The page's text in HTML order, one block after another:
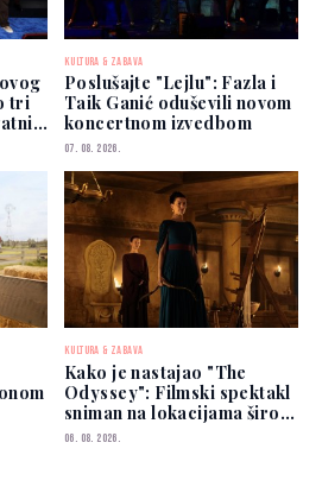
tri
KULTURA & ZABAVA
Poslušajte "Lejlu": Fazla i
Taik Ganić oduševili novom
koncertnom izvedbom
07. 08. 2026.
KULTURA & ZABAVA
Kako je nastajao "The
Odyssey": Filmski spektakl
sniman na lokacijama širom
svijeta
06. 08. 2026.